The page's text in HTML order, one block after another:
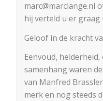
marc@marclange.nl
hij verteld u er graag
Geloof in de kracht
Eenvoud, helderheid,
samenhang waren
van Manfred
merk en nog steeds